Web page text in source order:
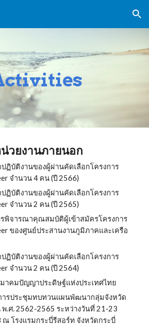
Skip to navigation
วยงานภายนอก
ฏิบัติงานของผู้ผ่านคัดเลือกโครงการ
จำนวน4 คน (ปี 2566)
ฏิบัติงานของผู้ผ่านคัดเลือกโครงการ
จำนวน 2 คน (ปี 2565)
รพิจารณาคุณสมบัติผู้เข้าสมัครโครงการ
ของศูนย์ประสานงานภูมิภาคและเครือ
ฏิบัติงานของผู้ผ่านคัดเลือกโครงการ
จำนวน 2 คน (ปี 2564)
าคมปัญญาประดิษฐ์แห่งประเทศไทย
ารประชุมทบทวนแผนพัฒนากลุ่มจังหวัด
.ศ. 2562-2565 ระหว่างวันที่ 21-23
โรงแรมกระบี่รีสอร์ท จังหวัดกระบี่